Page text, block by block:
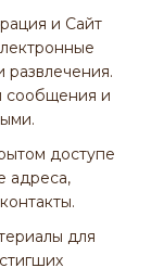
и Сайт
сообщения и
доступе
адреса,
для